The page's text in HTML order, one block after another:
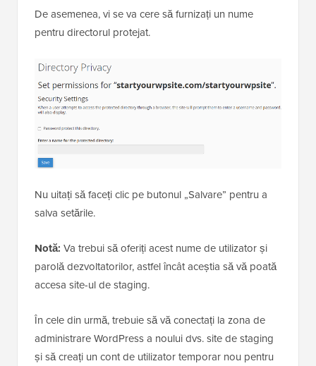
De asemenea, vi se va cere să furnizați un nume
pentru directorul protejat.
Nu uitați să faceți clic pe butonul „Salvare” pentru a
salva setările.
Notă: Va trebui să oferiți acest nume de utilizator și
parolă dezvoltatorilor, astfel încât aceștia să vă poată
accesa site-ul de staging.
În cele din urmă, trebuie să vă conectați la zona de
administrare WordPress a noului dvs. site de staging
și să creați un cont de utilizator temporar nou pentru